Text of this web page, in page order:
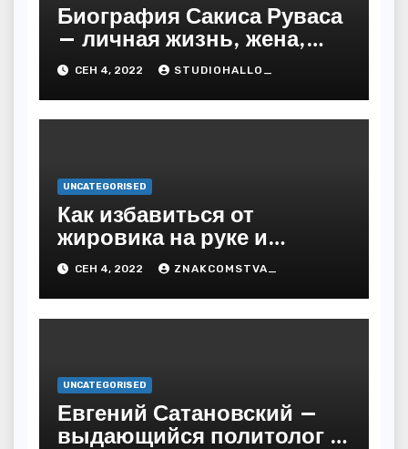
Биография Сакиса Руваса
— личная жизнь, жена,
дети. Главные моменты в
жизни и карьере
греческого певца
СЕН 4, 2022 STUDIOHALLO_
UNCATEGORISED
Как избавиться от
жировика на руке и
предупредить
последствия
СЕН 4, 2022 ZNAKCOMSTVA_
UNCATEGORISED
Евгений Сатановский —
выдающийся политолог и